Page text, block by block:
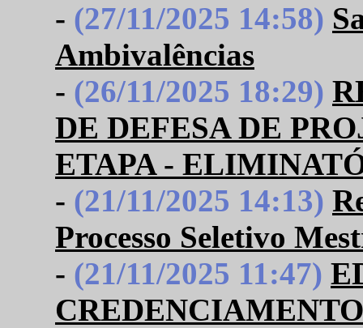
- (27/11/2025 14:58)
Ambivalências
- (26/11/2025 18:29)
DE DEFESA DE
ETAPA -
- (21/11/2025 14:13)
Processo Seletivo
- (21/11/2025 11:47)